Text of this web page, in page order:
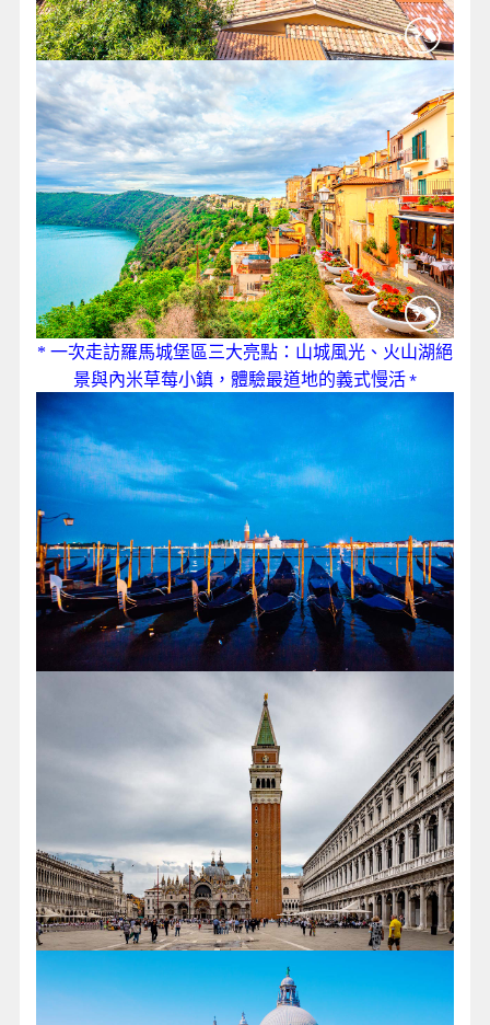
* 一次走訪羅馬城堡區三大亮點：山城風光、火山湖絕
景與內米草莓小鎮，體驗最道地的義式慢活*